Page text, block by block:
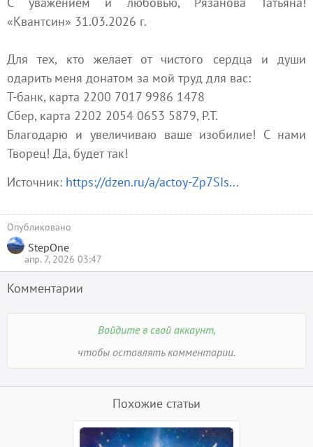
«Квантсин» 31.03.2026 г.
Для тех, кто желает от чистого сердца и души
одарить меня донатом за мой труд для вас:
Т-банк, карта 2200 7017 9986 1478
Сбер, карта 2202 2054 0653 5879, Р.Т.
Благодарю и увеличиваю ваше изобилие! С нами
Творец! Да, будет так!
Источник: https://dzen.ru/a/actoy-Zp7SIs...
Опубликовано
StepOne
апр. 7, 2026 03:47
Комментарии
Войдите в свой аккаунт,
чтобы оставлять комментарии.
Похожие статьи